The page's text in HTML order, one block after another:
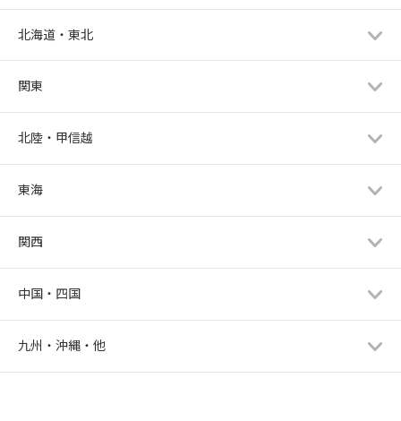
北海道・東北
関東
北陸・甲信越
東海
関西
中国・四国
九州・沖縄・他